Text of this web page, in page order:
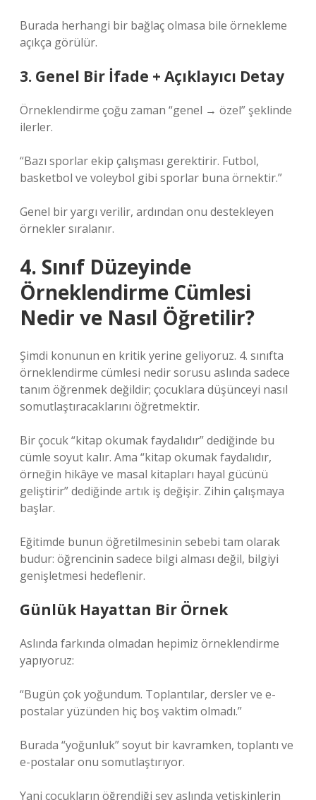
Burada herhangi bir bağlaç olmasa bile örnekleme
açıkça görülür.
3. Genel Bir İfade + Açıklayıcı Detay
Örneklendirme çoğu zaman “genel → özel” şeklinde
ilerler.
“Bazı sporlar ekip çalışması gerektirir. Futbol,
basketbol ve voleybol gibi sporlar buna örnektir.”
Genel bir yargı verilir, ardından onu destekleyen
örnekler sıralanır.
4. Sınıf Düzeyinde
Örneklendirme Cümlesi
Nedir ve Nasıl Öğretilir?
Şimdi konunun en kritik yerine geliyoruz. 4. sınıfta
örneklendirme cümlesi nedir sorusu aslında sadece
tanım öğrenmek değildir; çocuklara düşünceyi nasıl
somutlaştıracaklarını öğretmektir.
Bir çocuk “kitap okumak faydalıdır” dediğinde bu
cümle soyut kalır. Ama “kitap okumak faydalıdır,
örneğin hikâye ve masal kitapları hayal gücünü
geliştirir” dediğinde artık iş değişir. Zihin çalışmaya
başlar.
Eğitimde bunun öğretilmesinin sebebi tam olarak
budur: öğrencinin sadece bilgi alması değil, bilgiyi
genişletmesi hedeflenir.
Günlük Hayattan Bir Örnek
Aslında farkında olmadan hepimiz örneklendirme
yapıyoruz:
“Bugün çok yoğundum. Toplantılar, dersler ve e-
postalar yüzünden hiç boş vaktim olmadı.”
Burada “yoğunluk” soyut bir kavramken, toplantı ve
e-postalar onu somutlaştırıyor.
Yani çocukların öğrendiği şey aslında yetişkinlerin